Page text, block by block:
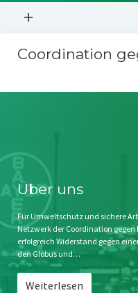
Menü
+
Mitmachen
Kontakt
Impressum
Störfälle
Coordination
Stichwort BAYER
Jahrestagung
SPENDEN
Über uns
Für Umweltschutz und sichere
Netzwerk der Coordination gegen
erfolgreich Widerstand gegen
den Globus und…
Weiterlesen